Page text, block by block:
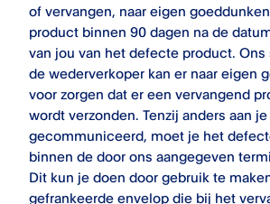
of vervangen, naar eigen
product binnen 90 dagen na de
van jou van het defecte product.
de wederverkoper kan er naar eigen
voor zorgen dat er een vervangend
wordt verzonden. Tenzij anders aan je
gecommuniceerd, moet je het
binnen de door ons aangegeven
Dit kun je doen door gebruik te
gefrankeerde envelop die bij het